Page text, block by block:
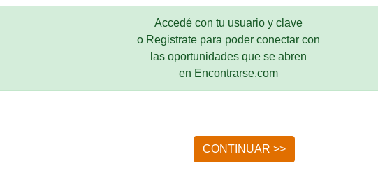
Accedé con tu usuario y clave
o Registrate para poder conectar con
las oportunidades que se abren
en Encontrarse.com
CONTINUAR >>